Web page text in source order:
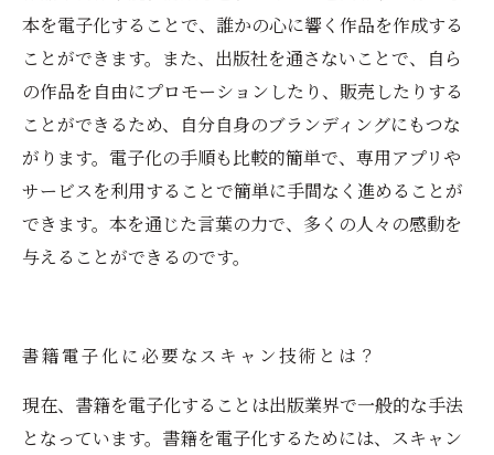
本を電子化することで、誰かの心に響く作品を作成する
ことができます。また、出版社を通さないことで、自ら
の作品を自由にプロモーションしたり、販売したりする
ことができるため、自分自身のブランディングにもつな
がります。電子化の手順も比較的簡単で、専用アプリや
サービスを利用することで簡単に手間なく進めることが
できます。本を通じた言葉の力で、多くの人々の感動を
与えることができるのです。
書籍電子化に必要なスキャン技術とは？
現在、書籍を電子化することは出版業界で一般的な手法
となっています。書籍を電子化するためには、スキャン